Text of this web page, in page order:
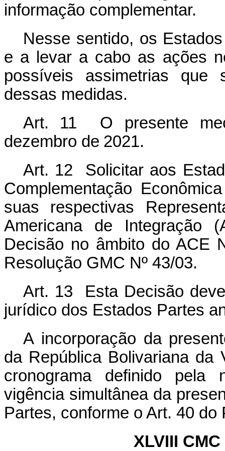
informação complementar.
Nesse sentido, os
e a levar a cabo as ações
possíveis assimetrias que
dessas medidas.
Art.
11 O presente
dezembro de 2021.
Art. 12 Solicitar aos
Complementação
suas respectivas
Americana
de Integração
Decisão no âmbito do ACE
Resolução GMC Nº 43/03.
Art. 13 Esta Decisão
jurídico dos Estados Partes
A incorporação da
da República Bolivariana da
cronograma definido pela
vigência simultânea da
Partes, conforme o Art. 40
XLVIII CMC